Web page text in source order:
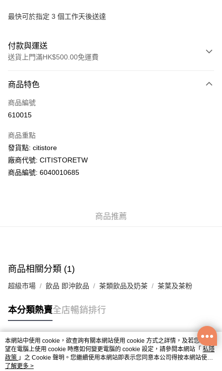
最快可於指定 3 個工作天後送達
付款與運送
送貨上門滿HK$500.00免運費
信用卡
AlipayHK
WeChat Pay
送貨方式
每筆HK$50.00，滿HK$200.00或以上免運費
UNY 門市自取
商品特色
商品編號
610015
商品重點
發貨點: citistore
廠商代號: CITISTORETW
商品編號: 6040010685
商品推薦
商品相關分類 (1)
超級市場 飲品 即沖飲品 茶類飲品及奶茶 茶葉及茶粉
本分類熱賣全店暢銷排行
熱門標籤
熱銷排行
本網站中使用 cookie，欲查詢有關本網站使用 cookie 方式之詳情，及若您不希
望在電腦上使用 cookie 時應如何變更電腦的 cookie 設定，請參閱本網站「 私隱
政策 」之 Cookie 聲明。您繼續使用本網站即表示您同意本公司得按本網站使用
條款之 Cookie 聲明使用 cookie。
了解更多 >